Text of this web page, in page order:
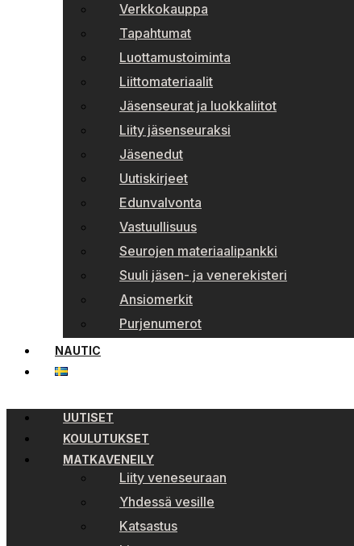
Verkkokauppa
Tapahtumat
Luottamustoiminta
Liittomateriaalit
Jäsenseurat ja luokkaliitot
Liity jäsenseuraksi
Jäsenedut
Uutiskirjeet
Edunvalvonta
Vastuullisuus
Seurojen materiaalipankki
Suuli jäsen- ja venerekisteri
Ansiomerkit
Purjenumerot
NAUTIC
UUTISET
KOULUTUKSET
MATKAVENEILY
Liity veneseuraan
Yhdessä vesille
Katsastus